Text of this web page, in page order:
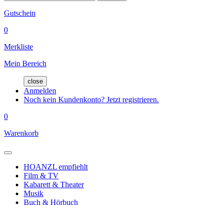
Gutschein
0
Merkliste
Mein Bereich
close
Anmelden
Noch kein Kundenkonto? Jetzt registrieren.
0
Warenkorb
HOANZL empfiehlt
Film & TV
Kabarett & Theater
Musik
Buch & Hörbuch